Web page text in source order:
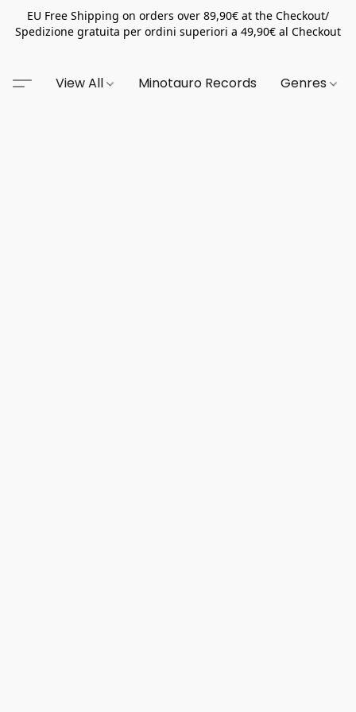
EU Free Shipping on orders over 89,90€ at the Checkout/
Spedizione gratuita per ordini superiori a 49,90€ al Checkout
View All Minotauro Records Genres